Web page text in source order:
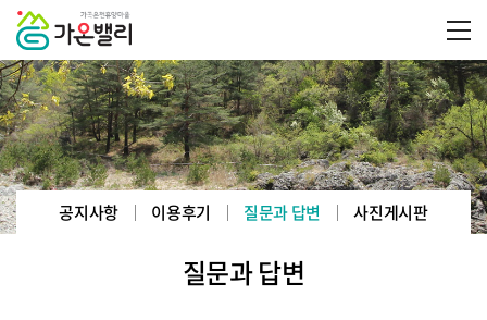
공지사항 이용후기 질문과 답변 사진게시판
질문과 답변